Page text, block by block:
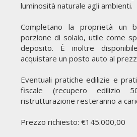
luminosità naturale agli ambienti.
Completano la proprietà un
porzione di solaio, utile come
deposito. È inoltre
acquistare un posto auto al
Eventuali pratiche edilizie e
fiscale (recupero edilizio
ristrutturazione resteranno a
Prezzo richiesto: €145.000,00